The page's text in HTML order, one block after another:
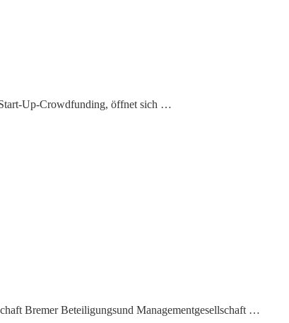
Start-Up-Crowdfunding, öffnet sich …
Bremer Beteiligungsund Managementgesellschaft …